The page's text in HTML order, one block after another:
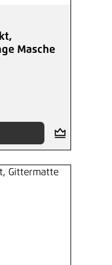
Masche